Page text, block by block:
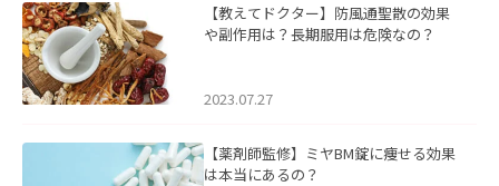
【教えてドクター】防風通聖散の効果
や副作用は？長期服用は危険なの？
2023.07.27
【薬剤師監修】ミヤBM錠に痩せる効果
は本当にあるの？